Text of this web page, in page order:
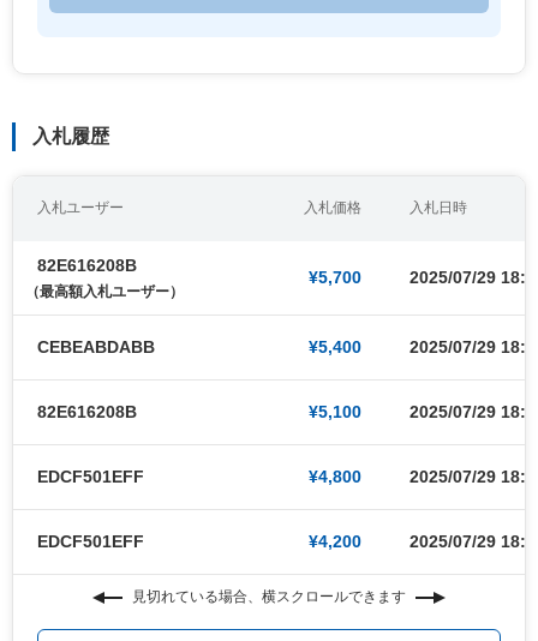
入札履歴
入札ユーザー 入札価格 入札日時
82E616208B
（最高額入札ユーザー）
¥5,700 2025/07/29
CEBEABDABB ¥5,400 2025/07/29
82E616208B ¥5,100 2025/07/29
EDCF501EFF ¥4,800 2025/07/29
EDCF501EFF ¥4,200 2025/07/29
見切れている場合、横スクロールできます